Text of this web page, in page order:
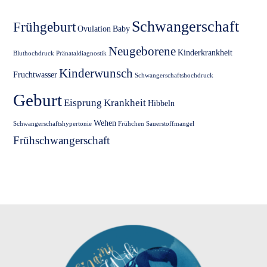
Frühgeburt Ovulation Baby Schwangerschaft
Bluthochdruck Pränataldiagnostik Neugeborene Kinderkrankheit
Fruchtwasser Kinderwunsch Schwangerschaftshochdruck
GeburtEisprung Krankheit Hibbeln
Schwangerschaftshypertonie Wehen Frühchen Sauerstoffmangel
Frühschwangerschaft